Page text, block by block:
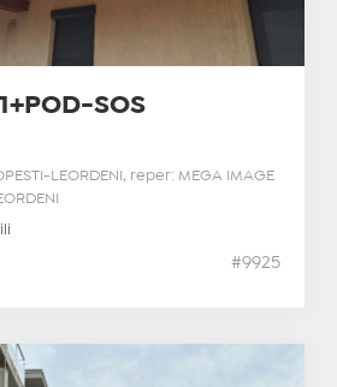
SOS
LEORDENI, reper: MEGA IMAGE
#9925